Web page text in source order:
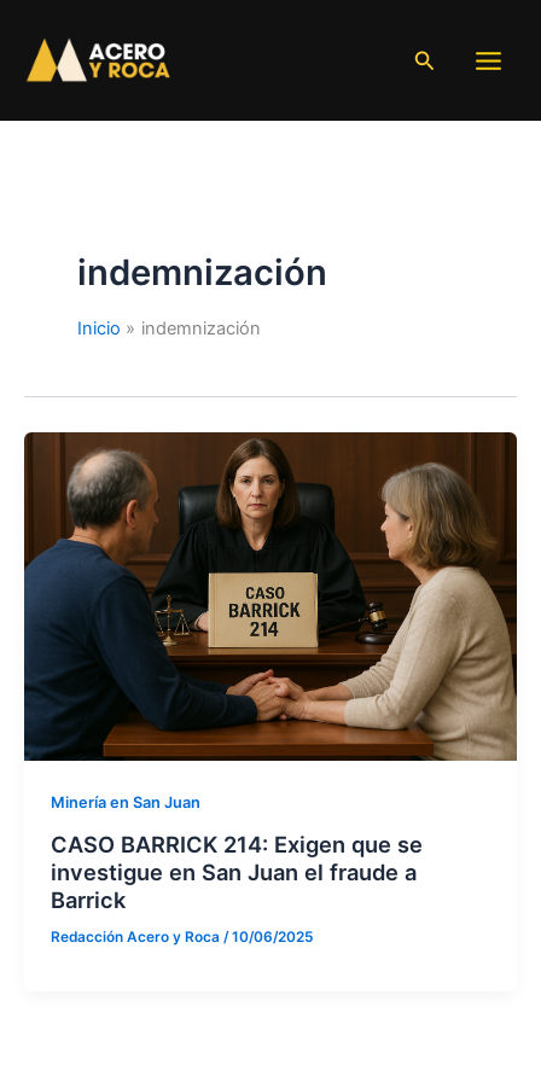
contenido
Buscar
indemnización
Inicio indemnización
Minería en San Juan
CASO BARRICK 214: Exigen que se
investigue en San Juan el fraude a
Barrick
Redacción Acero y Roca /10/06/2025